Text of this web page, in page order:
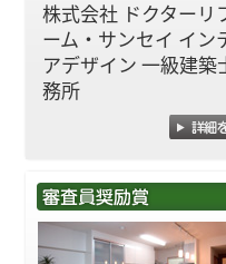
株式会社 ドクターリ
ーム・サンセイ イン
アデザイン 一級建築
務所